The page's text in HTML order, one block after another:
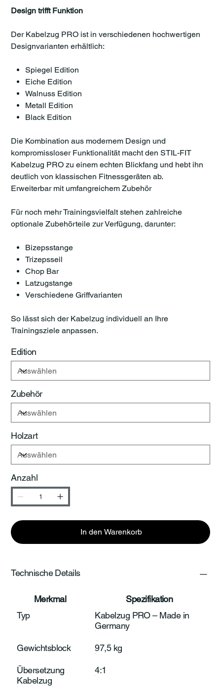
Design trifft Funktion
Der Kabelzug PRO ist in verschiedenen hochwertigen
Designvarianten erhältlich:
Spiegel Edition
Eiche Edition
Walnuss Edition
Metall Edition
Black Edition
Die Kombination aus modernem Design und
kompromissloser Funktionalität macht den STIL-FIT
Kabelzug PRO zu einem echten Blickfang und hebt ihn
deutlich von klassischen Fitnessgeräten ab.
Erweiterbar mit umfangreichem Zubehör
Für noch mehr Trainingsvielfalt stehen zahlreiche
optionale Zubehörteile zur Verfügung, darunter:
Bizepsstange
Trizepsseil
Chop Bar
Latzugstange
Verschiedene Griffvarianten
So lässt sich der Kabelzug individuell an Ihre
Trainingsziele anpassen.
Edition
Zubehör
Holzart
Anzahl
In den Warenkorb
Technische Details
Merkmal
Spezifikation
Typ
Kabelzug PRO – Made in
Germany
Gewichtsblock 97,5 kg
Übersetzung
Kabelzug
4:1